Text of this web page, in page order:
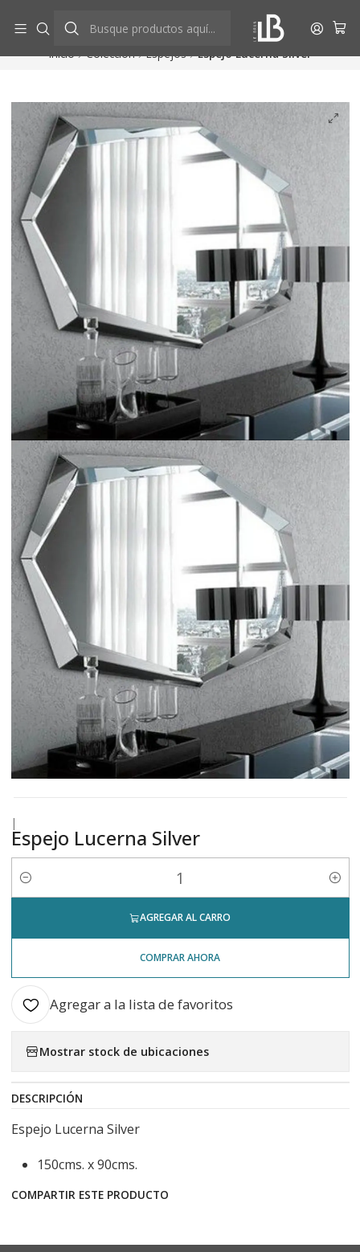
Ver más
Inicio Colección Espejos Espejo Lucerna Silver
|
Espejo Lucerna Silver
Cantidad
AGREGAR AL CARRO
COMPRAR AHORA
Agregar a la lista de favoritos
Mostrar stock de ubicaciones
DESCRIPCIÓN
Espejo Lucerna Silver
150cms. x 90cms.
COMPARTIR ESTE PRODUCTO